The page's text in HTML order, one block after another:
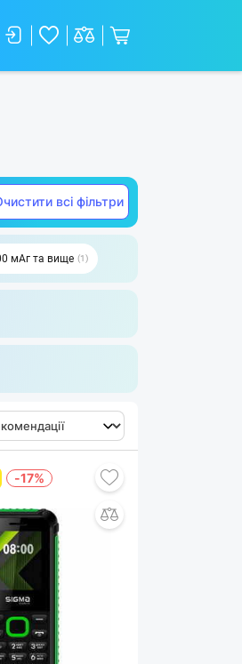
всі фільтри
мАг та вище 1
-17%